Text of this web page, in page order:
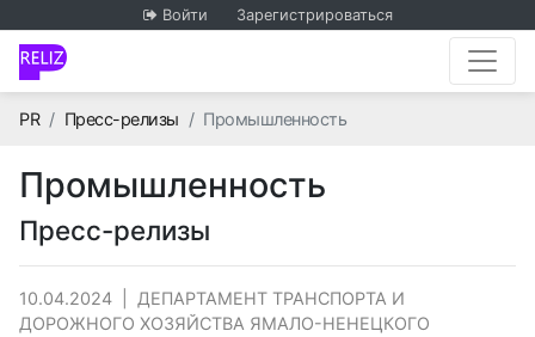
Войти Зарегистрироваться
PRГлавная
Пресс-релизы Промышленность
Промышленность
Пресс-релизы
10.04.2024
ДЕПАРТАМЕНТ ТРАНСПОРТА И
ДОРОЖНОГО ХОЗЯЙСТВА ЯМАЛО-НЕНЕЦКОГО